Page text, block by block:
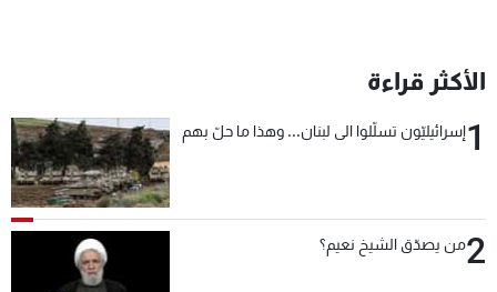
الأكثر قراءة
1إسرائيليّون تسلّلوا الى لبنان... وهذا ما حلّ بهم
2من يصدّق الشيخ نعيم؟